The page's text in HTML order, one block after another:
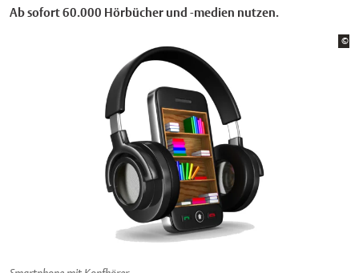
Ab sofort 60.000 Hörbücher und -medien nutzen.
©